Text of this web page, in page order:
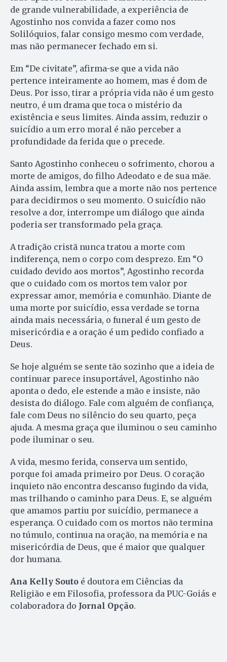
de grande vulnerabilidade, a experiência de
Agostinho nos convida a fazer como nos
Solilóquios, falar consigo mesmo com verdade,
mas não permanecer fechado em si.
Em “De civitate”, afirma-se que a vida não
pertence inteiramente ao homem, mas é dom de
Deus. Por isso, tirar a própria vida não é um gesto
neutro, é um drama que toca o mistério da
existência e seus limites. Ainda assim, reduzir o
suicídio a um erro moral é não perceber a
profundidade da ferida que o precede.
Santo Agostinho conheceu o sofrimento, chorou a
morte de amigos, do filho Adeodato e de sua mãe.
Ainda assim, lembra que a morte não nos pertence
para decidirmos o seu momento. O suicídio não
resolve a dor, interrompe um diálogo que ainda
poderia ser transformado pela graça.
A tradição cristã nunca tratou a morte com
indiferença, nem o corpo com desprezo. Em “O
cuidado devido aos mortos”, Agostinho recorda
que o cuidado com os mortos tem valor por
expressar amor, memória e comunhão. Diante de
uma morte por suicídio, essa verdade se torna
ainda mais necessária, o funeral é um gesto de
misericórdia e a oração é um pedido confiado a
Deus.
Se hoje alguém se sente tão sozinho que a ideia de
continuar parece insuportável, Agostinho não
aponta o dedo, ele estende a mão e insiste, não
desista do diálogo. Fale com alguém de confiança,
fale com Deus no silêncio do seu quarto, peça
ajuda. A mesma graça que iluminou o seu caminho
pode iluminar o seu.
A vida, mesmo ferida, conserva um sentido,
porque foi amada primeiro por Deus. O coração
inquieto não encontra descanso fugindo da vida,
mas trilhando o caminho para Deus. E, se alguém
que amamos partiu por suicídio, permanece a
esperança. O cuidado com os mortos não termina
no túmulo, continua na oração, na memória e na
misericórdia de Deus, que é maior que qualquer
dor humana.
Ana Kelly Souto é doutora em Ciências da
Religião e em Filosofia, professora da PUC-Goiás e
colaboradora do Jornal Opção.